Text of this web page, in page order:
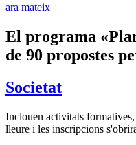
ara mateix
El programa
de 90 propostes
Societat
Inclouen activitats
lleure i les inscripcions